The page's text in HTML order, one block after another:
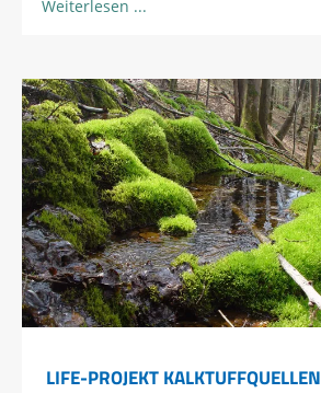
Weiterlesen
LIFE-PROJEKT KALKTUFFQUELLEN